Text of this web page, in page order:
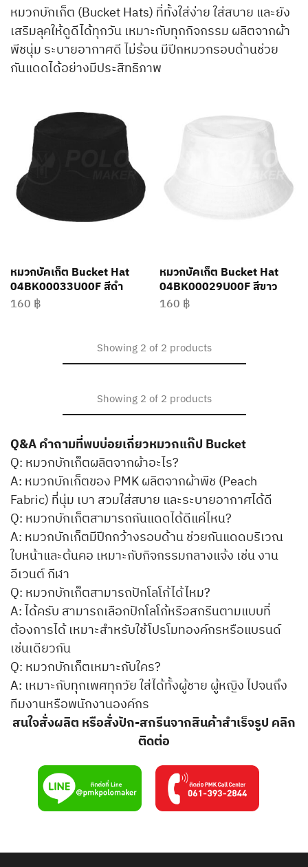
หมวกบักเก็ต (Bucket Hats) ที่ทั้งใส่ง่าย ใส่สบาย และยัง
เสริมลุคให้ดูดีได้ทุกวัน เหมาะกับทุกกิจกรรม ผลิตจากผ้า
พีชนุ่ม ระบายอากาศดี ไม่ร้อน มีปีกหมวกรอบด้านช่วย
กันแดดได้อย่างมีประสิทธิภาพ
หมวกบัคเก็ต Bucket Hat
04BK00033U00F สีดำ
160 ฿
หมวกบัคเก็ต Bucket Hat
04BK00029U00F สีขาว
160 ฿
Showing2 of 2 products
Showing2 of 2 products
Q&A คำถามที่พบบ่อยเกี่ยวหมวกแก๊ป Bucket
Q: หมวกบักเก็ตผลิตจากผ้าอะไร?
A: หมวกบักเก็ตของ PMK ผลิตจากผ้าพีช (Peach
Fabric) ที่นุ่ม เบา สวมใส่สบาย และระบายอากาศได้ดี
Q: หมวกบักเก็ตสามารถกันแดดได้ดีแค่ไหน?
A: หมวกบักเก็ตมีปีกกว้างรอบด้าน ช่วยกันแดดบริเวณ
ใบหน้าและต้นคอ เหมาะกับกิจกรรมกลางแจ้ง เช่น งาน
อีเวนต์ กีฬา
Q: หมวกบักเก็ตสามารถปักโลโก้ได้ไหม?
A: ได้ครับ สามารถเลือกปักโลโก้หรือสกรีนตามแบบที่
ต้องการได้ เหมาะสำหรับใช้โปรโมทองค์กรหรือแบรนด์
เช่นเดียวกัน
Q: หมวกบักเก็ตเหมาะกับใคร?
A: เหมาะกับทุกเพศทุกวัย ใส่ได้ทั้งผู้ชาย ผู้หญิง ไปจนถึง
ทีมงานหรือพนักงานองค์กร
สนใจสั่งผลิต หรือสั่งปัก-สกรีนจากสินค้าสำเร็จรูป คลิก
ติดต่อ